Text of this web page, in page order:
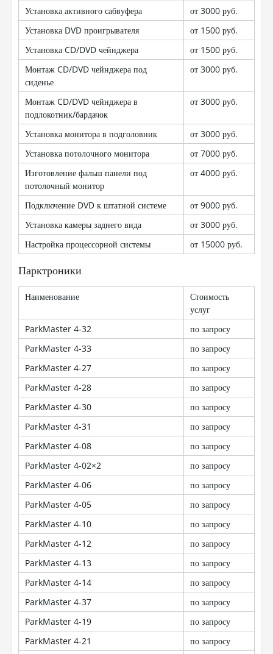
Установка активного сабвуфера
от 3000 руб.
Установка DVD проигрывателя
от 1500 руб.
Установка CD/DVD чейнджера
от 1500 руб.
Монтаж CD/DVD чейнджера под
сиденье
от 3000 руб.
Монтаж CD/DVD чейнджера в
подлокотник/бардачок
от 3000 руб.
Установка монитора в подголовник
от 3000 руб.
Установка потолочного монитора
от 7000 руб.
Изготовление фальш панели под
потолочный монитор
от 4000 руб.
Подключение DVD к штатной системе
от 9000 руб.
Установка камеры заднего вида
от 3000 руб.
Настройка процессорной системы
от 15000 руб.
Парктроники
Наименование
Стоимость
услуг
ParkMaster 4-32
по запросу
ParkMaster 4-33
по запросу
ParkMaster 4-27
по запросу
ParkMaster 4-28
по запросу
ParkMaster 4-30
по запросу
ParkMaster 4-31
по запросу
ParkMaster 4-08
по запросу
ParkMaster 4-02×2
по запросу
ParkMaster 4-06
по запросу
ParkMaster 4-05
по запросу
ParkMaster 4-10
по запросу
ParkMaster 4-12
по запросу
ParkMaster 4-13
по запросу
ParkMaster 4-14
по запросу
ParkMaster 4-37
по запросу
ParkMaster 4-19
по запросу
ParkMaster 4-21
по запросу